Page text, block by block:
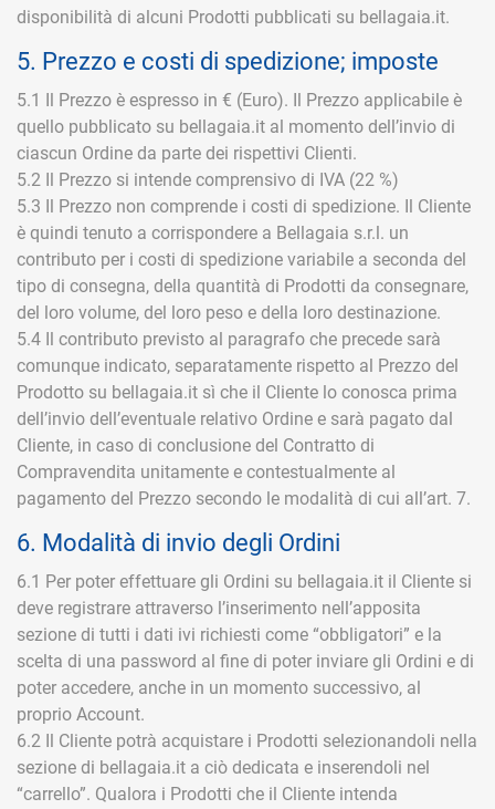
disponibilità di alcuni Prodotti pubblicati su bellagaia.it.
5. Prezzo e costi di spedizione; imposte
5.1 Il Prezzo è espresso in € (Euro). Il Prezzo applicabile è
quello pubblicato su bellagaia.it al momento dell’invio di
ciascun Ordine da parte dei rispettivi Clienti.
5.2 Il Prezzo si intende comprensivo di IVA (22 %)
5.3 Il Prezzo non comprende i costi di spedizione. Il Cliente
è quindi tenuto a corrispondere a Bellagaia s.r.l. un
contributo per i costi di spedizione variabile a seconda del
tipo di consegna, della quantità di Prodotti da consegnare,
del loro volume, del loro peso e della loro destinazione.
5.4 Il contributo previsto al paragrafo che precede sarà
comunque indicato, separatamente rispetto al Prezzo del
Prodotto su bellagaia.it sì che il Cliente lo conosca prima
dell’invio dell’eventuale relativo Ordine e sarà pagato dal
Cliente, in caso di conclusione del Contratto di
Compravendita unitamente e contestualmente al
pagamento del Prezzo secondo le modalità di cui all’art. 7.
6. Modalità di invio degli Ordini
6.1 Per poter effettuare gli Ordini su bellagaia.it il Cliente si
deve registrare attraverso l’inserimento nell’apposita
sezione di tutti i dati ivi richiesti come “obbligatori” e la
scelta di una password al fine di poter inviare gli Ordini e di
poter accedere, anche in un momento successivo, al
proprio Account.
6.2 Il Cliente potrà acquistare i Prodotti selezionandoli nella
sezione di bellagaia.it a ciò dedicata e inserendoli nel
“carrello”. Qualora i Prodotti che il Cliente intenda